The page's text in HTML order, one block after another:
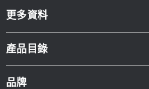
更多資料
產品目錄
品牌